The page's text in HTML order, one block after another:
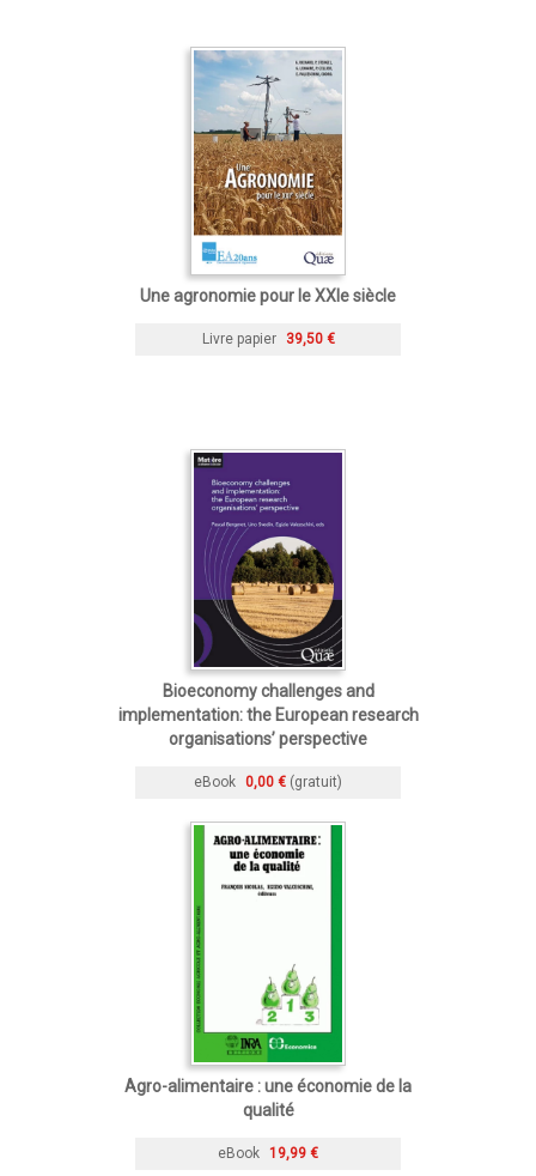
Une agronomie pour le XXIe siècle
Livre papier 39,50 €
Bioeconomy challenges and
implementation: the European research
organisations’ perspective
eBook 0,00 € (gratuit)
Agro-alimentaire : une économie de la
qualité
eBook 19,99 €